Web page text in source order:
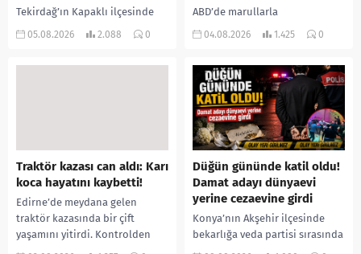
Tekirdağ’ın Kapaklı ilçesinde
bir kişiyi, arkadaşının eşiyle
05.08.2026 2.088 0
ABD’de marullarla
ilişkilendirilen siklospora
salgında vaka sayısının 20 bini
aştığı belirtilirken, sağlık...
04.08.2026 1.425 0
Traktör kazası can aldı: Karı
koca hayatını kaybetti!
Edirne’de meydana gelen
traktör kazasında bir çift
yaşamını yitirdi. Kontrolden
çıkarak devrilen traktörün
Düğün gününde katil oldu!
Damat adayı dünyaevi
yerine cezaevine girdi
Konya’nın Akşehir ilçesinde
bekarlığa veda partisi sırasında
çıkan kavgada bir kişi hayatını